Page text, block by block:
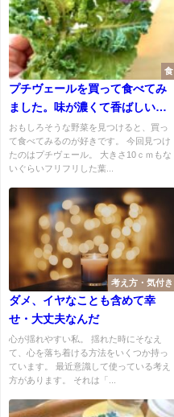
食
プチヴェールを買って食べてみ
ました。味が濃くて香ばしい。
キャベツに似た味でした。
おもしろそうな野菜を見つけると、買っ
て食べてみるのが好きです。 今回見つけ
たのはプチヴェール。 大きさ10ｃｍもな
いぐらいフリフリした葉...
考え方・気付き
ダメ、イヤなことも含めて幸
せ・大丈夫なんだ
心が揺れやすい私。 揺れた時にそなえ
て、心を落ち着ける方法をいくつか持っ
ています。 最近意識して使っている考え
方があります。 それは「...